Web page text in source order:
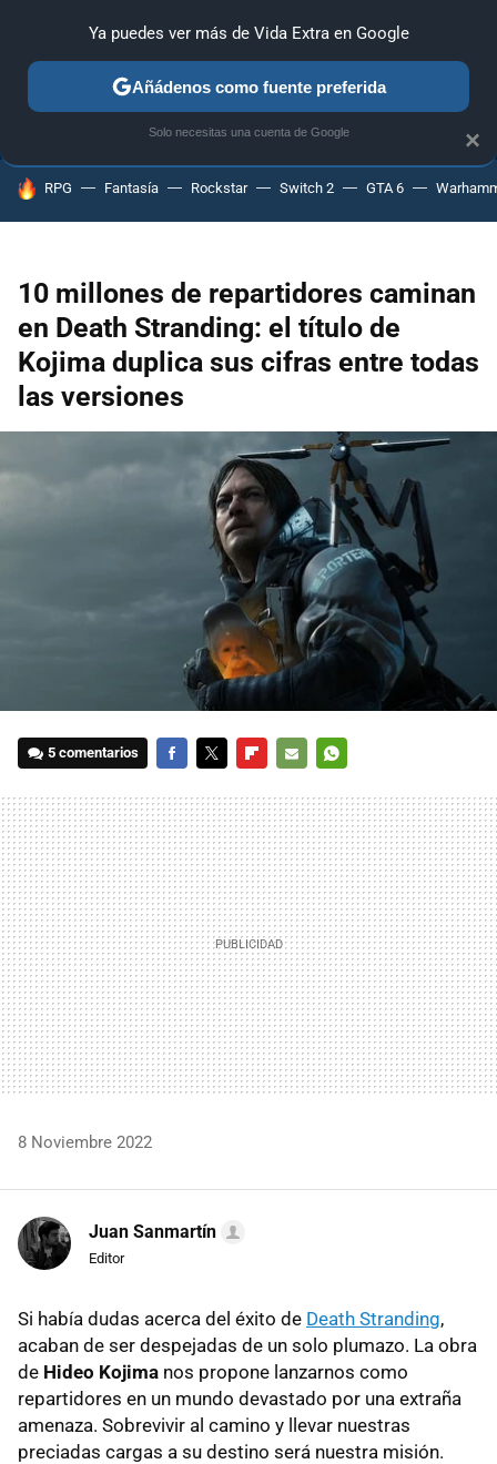
ANÁLISIS GUÍAS Y TRUCOS PC SONY NINTENDO
HOY SE HABLA DE
RPG Fantasía Rockstar Switch 2 GTA 6
10 millones de repartidores caminan
en Death Stranding: el título de
Kojima duplica sus cifras entre todas
las versiones
5 comentarios
MAIL
8 Noviembre 2022
Juan Sanmartín
Editor
Si había dudas acerca del éxito de Death Stranding,
acaban de ser despejadas de un solo plumazo. La obra
de Hideo Kojima nos propone lanzarnos como
repartidores en un mundo devastado por una extraña
amenaza. Sobrevivir al camino y llevar nuestras
preciadas cargas a su destino será nuestra misión.
×
Ya puedes ver más de Vida Extra en Google
Añádenos como fuente preferida
Solo necesitas una cuenta de Google